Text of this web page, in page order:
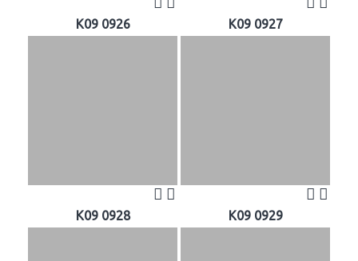
K09 0926 K09 0927
K09 0928 K09 0929